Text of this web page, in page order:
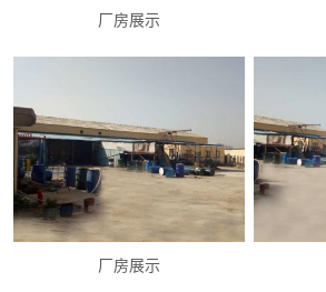
厂房展示
厂房展示